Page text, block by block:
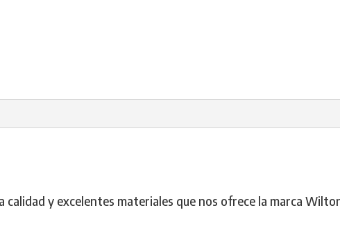
y excelentes materiales que nos ofrece la marca